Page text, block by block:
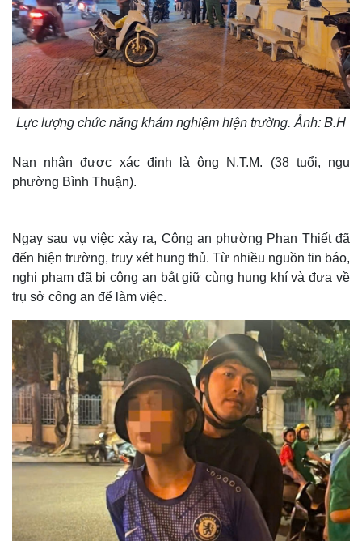
Lực lượng chức năng khám nghiệm hiện trường. Ảnh: B.H
Nạn nhân được xác định là ông N.T.M. (38 tuổi, ngụ
phường Bình Thuận).
Ngay sau vụ việc xảy ra, Công an phường Phan Thiết đã
đến hiện trường, truy xét hung thủ. Từ nhiều nguồn tin báo,
nghi phạm đã bị công an bắt giữ cùng hung khí và đưa về
trụ sở công an để làm việc.